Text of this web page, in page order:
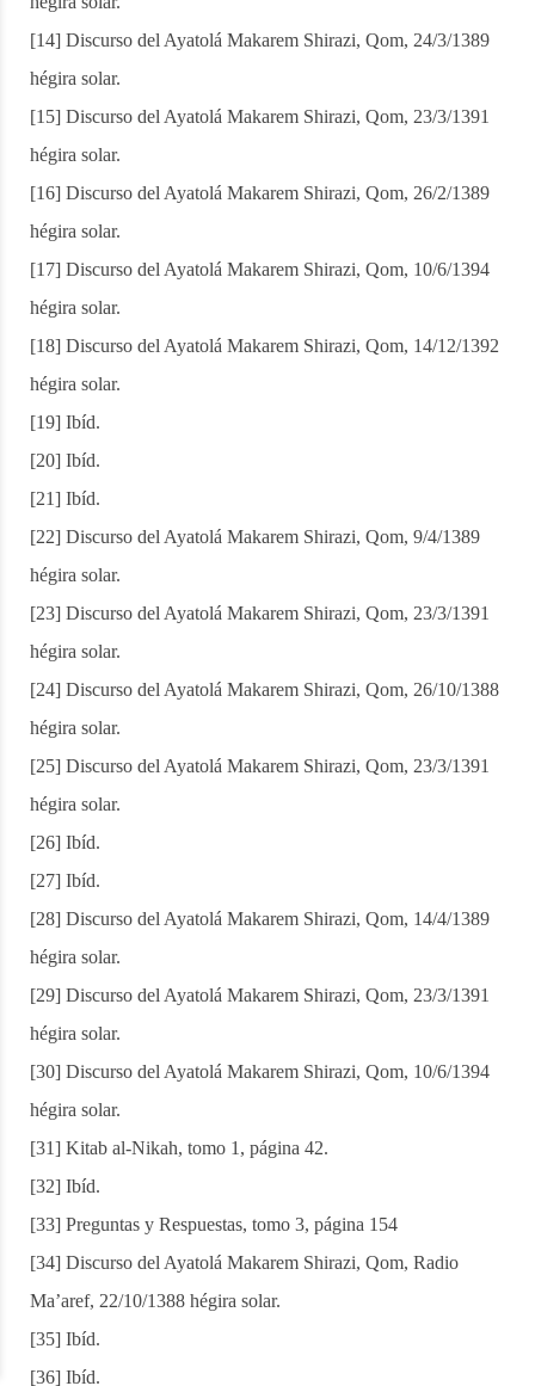
[14] Discurso del Ayatolá Makarem Shirazi, Qom, 24/3/1389
hégira solar.
[15] Discurso del Ayatolá Makarem Shirazi, Qom, 23/3/1391
hégira solar.
[16] Discurso del Ayatolá Makarem Shirazi, Qom, 26/2/1389
hégira solar.
[17] Discurso del Ayatolá Makarem Shirazi, Qom, 10/6/1394
hégira solar.
[18] Discurso del Ayatolá Makarem Shirazi, Qom, 14/12/1392
hégira solar.
[19] Ibíd.
[20] Ibíd.
[21] Ibíd.
[22] Discurso del Ayatolá Makarem Shirazi, Qom, 9/4/1389
hégira solar.
[23] Discurso del Ayatolá Makarem Shirazi, Qom, 23/3/1391
hégira solar.
[24] Discurso del Ayatolá Makarem Shirazi, Qom, 26/10/1388
hégira solar.
[25] Discurso del Ayatolá Makarem Shirazi, Qom, 23/3/1391
hégira solar.
[26] Ibíd.
[27] Ibíd.
[28] Discurso del Ayatolá Makarem Shirazi, Qom, 14/4/1389
hégira solar.
[29] Discurso del Ayatolá Makarem Shirazi, Qom, 23/3/1391
hégira solar.
[30] Discurso del Ayatolá Makarem Shirazi, Qom, 10/6/1394
hégira solar.
[31] Kitab al-Nikah, tomo 1, página 42.
[32] Ibíd.
[33] Preguntas y Respuestas, tomo 3, página 154
[34] Discurso del Ayatolá Makarem Shirazi, Qom, Radio
Ma’aref, 22/10/1388 hégira solar.
[35] Ibíd.
[36] Ibíd.